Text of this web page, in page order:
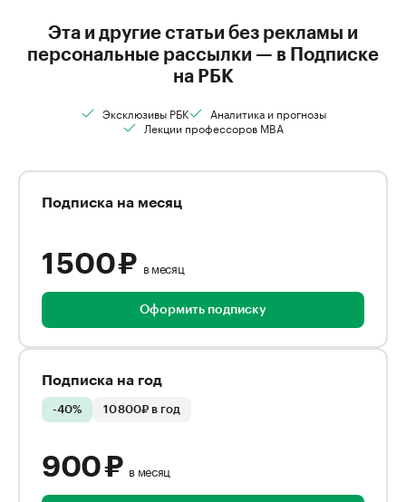
Эта и другие статьи без рекламы и
персональные рассылки — в Подписке
на РБК
Эксклюзивы РБК
Аналитика и прогнозы
Лекции профессоров MBA
Подписка на месяц
1 500 ₽ в месяц
Оформить подписку
Подписка на год
-40% 10 800₽ в год
900 ₽ в месяц